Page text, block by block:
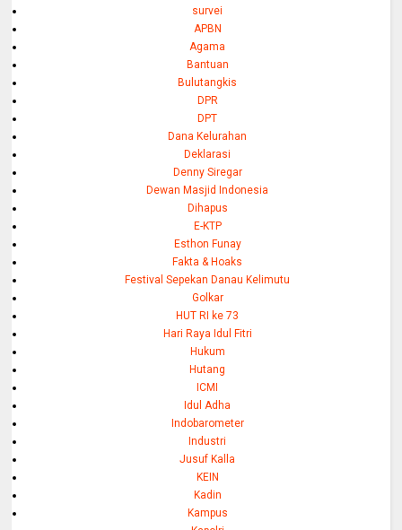
survei
APBN
Agama
Bantuan
Bulutangkis
DPR
DPT
Dana Kelurahan
Deklarasi
Denny Siregar
Dewan Masjid Indonesia
Dihapus
E-KTP
Esthon Funay
Fakta & Hoaks
Festival Sepekan Danau Kelimutu
Golkar
HUT RI ke 73
Hari Raya Idul Fitri
Hukum
Hutang
ICMI
Idul Adha
Indobarometer
Industri
Jusuf Kalla
KEIN
Kadin
Kampus